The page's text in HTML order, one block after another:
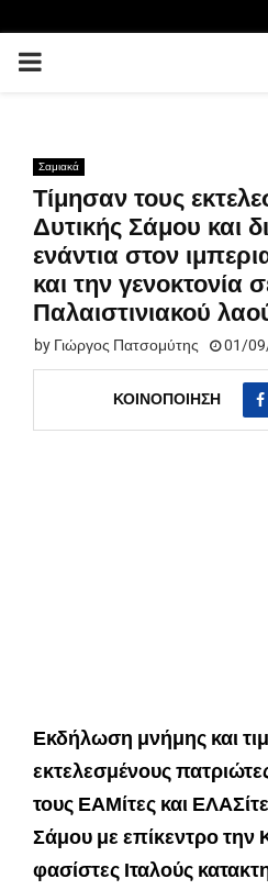
PRIMARY
Σαμιακά
Τίμησαν τους
Δυτικής Σάμου και
ενάντια στον
και την γενοκτονία
Παλαιστινιακού
by Γιώργος Πατσομύτης 01/
ΚΟΙΝΟΠΟΊΗΣΗ
Εκδήλωση μνήμης και
εκτελεσμένους
τους ΕΑΜίτες και
Σάμου με επίκεντρο την
φασίστες Ιταλούς